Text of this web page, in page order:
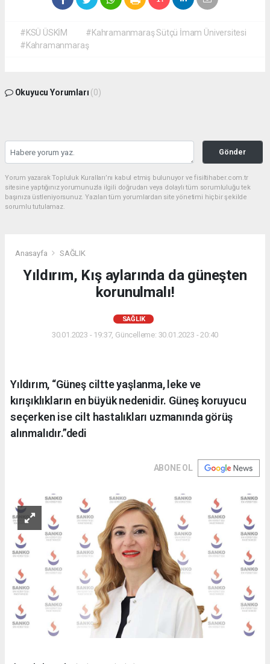
#KSÜ ÜSKİM
#Kahramanmaraş Sütçü İmam Üniversitesi
#Kahramanmaraş
Okuyucu Yorumları (0)
Gönder
Yorum yazarak Topluluk Kuralları’nı kabul etmiş bulunuyor ve fisiltihaber.com.tr
sitesine yaptığınız yorumunuzla ilgili doğrudan veya dolaylı tüm sorumluluğu tek
başınıza üstleniyorsunuz. Yazılan tüm yorumlardan site yönetimi hiçbir şekilde
sorumlu tutulamaz.
Anasayfa SAĞLIK
Yıldırım, Kış aylarında da güneşten
korunulmalı!
SAĞLIK
30.01.2023 - 19:37, Güncelleme: 30.01.2023 - 20:40
Yıldırım, “Güneş ciltte yaşlanma, leke ve
kırışıklıkların en büyük nedenidir. Güneş koruyucu
seçerken ise cilt hastalıkları uzmanında görüş
alınmalıdır.”dedi
ABONE OL